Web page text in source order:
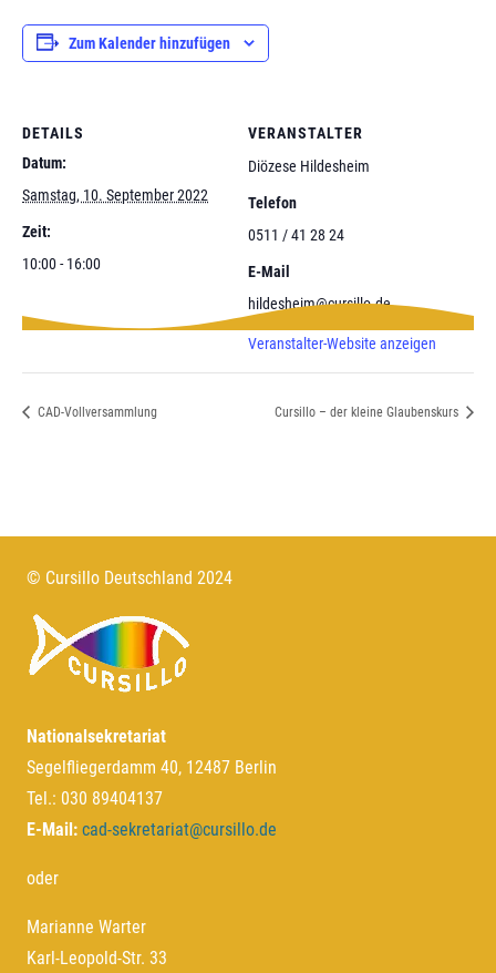
Zum Kalender hinzufügen
DETAILS
Datum:
Samstag, 10. September 2022
Zeit:
10:00 - 16:00
VERANSTALTER
Diözese Hildesheim
Telefon
0511 / 41 28 24
E-Mail
hildesheim@cursillo.de
Veranstalter-Website anzeigen
CAD-Vollversammlung Cursillo – der kleine Glaubenskurs
© Cursillo Deutschland 2024
Nationalsekretariat
Segelfliegerdamm 40, 12487 Berlin
Tel.: 030 89404137
E-Mail: cad-sekretariat@cursillo.de
oder
Marianne Warter
Karl-Leopold-Str. 33